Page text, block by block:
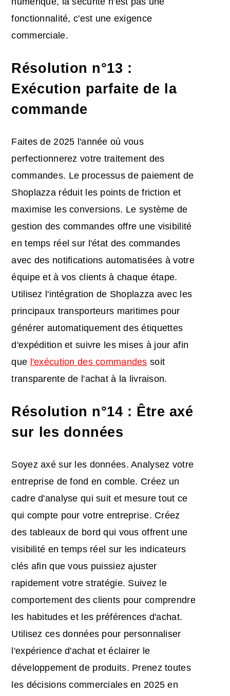
fonctionnalité, c'est une exigence
commerciale.
Résolution n°13 :
Exécution parfaite de la
commande
Faites de 2025 l'année où vous
perfectionnerez votre traitement des
commandes. Le processus de paiement de
Shoplazza réduit les points de friction et
maximise les conversions. Le système de
gestion des commandes offre une visibilité
en temps réel sur l'état des commandes
avec des notifications automatisées à votre
équipe et à vos clients à chaque étape.
Utilisez l'intégration de Shoplazza avec les
principaux transporteurs maritimes pour
générer automatiquement des étiquettes
d'expédition et suivre les mises à jour afin
que l'exécution des commandes soit
transparente de l'achat à la livraison.
Résolution n°14 : Être axé
sur les données
Soyez axé sur les données. Analysez votre
entreprise de fond en comble. Créez un
cadre d'analyse qui suit et mesure tout ce
qui compte pour votre entreprise. Créez
des tableaux de bord qui vous offrent une
visibilité en temps réel sur les indicateurs
clés afin que vous puissiez ajuster
rapidement votre stratégie. Suivez le
comportement des clients pour comprendre
les habitudes et les préférences d'achat.
Utilisez ces données pour personnaliser
l'expérience d'achat et éclairer le
développement de produits. Prenez toutes
les décisions commerciales en 2025 en